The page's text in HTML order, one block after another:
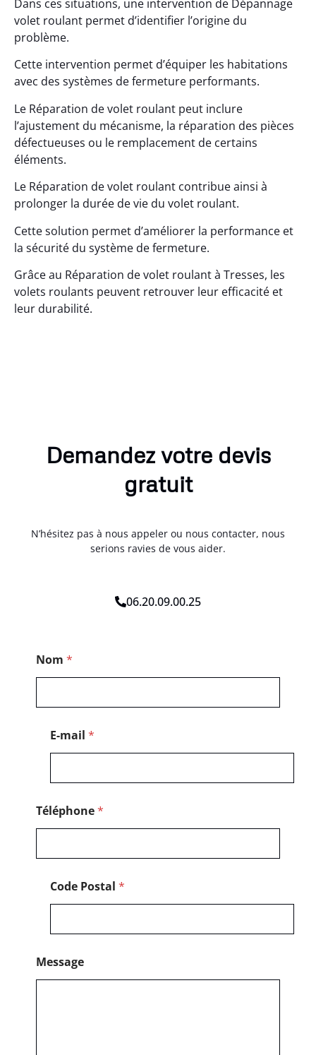
Dans ces situations, une intervention de Dépannage
volet roulant permet d’identifier l’origine du
problème.
Cette intervention permet d’équiper les habitations
avec des systèmes de fermeture performants.
Le Réparation de volet roulant peut inclure
l’ajustement du mécanisme, la réparation des pièces
défectueuses ou le remplacement de certains
éléments.
Le Réparation de volet roulant contribue ainsi à
prolonger la durée de vie du volet roulant.
Cette solution permet d’améliorer la performance et
la sécurité du système de fermeture.
Grâce au Réparation de volet roulant à Tresses, les
volets roulants peuvent retrouver leur efficacité et
leur durabilité.
Demandez votre devis
gratuit
N’hésitez pas à nous appeler ou nous contacter, nous
serions ravies de vous aider.
06.20.09.00.25
Nom *
E-mail *
Téléphone*
Code Postal *
Message